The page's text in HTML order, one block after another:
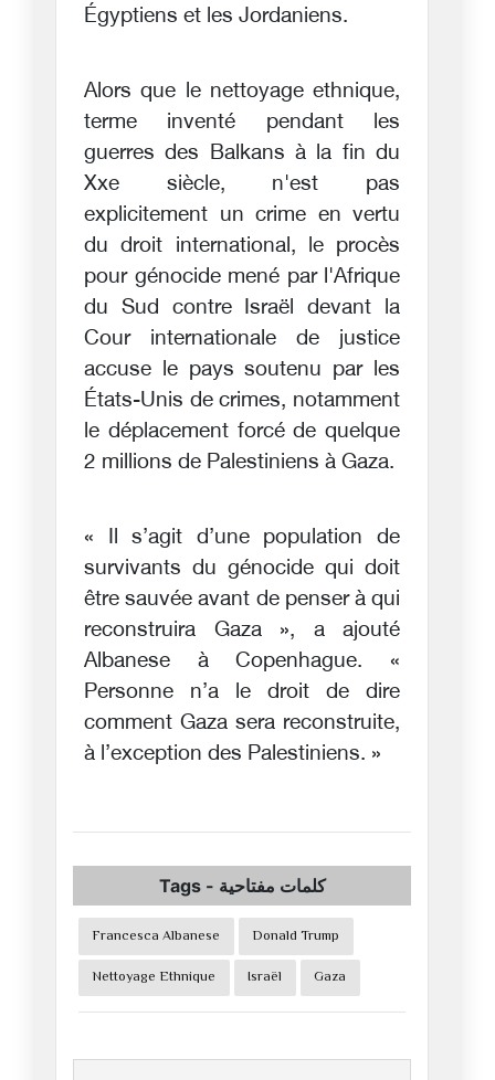
Égyptiens et les Jordaniens.
Alors que le nettoyage ethnique,
terme inventé pendant les
guerres des Balkans à la fin du
Xxe siècle, n'est pas
explicitement un crime en vertu
du droit international, le procès
pour génocide mené par l'Afrique
du Sud contre Israël devant la
Cour internationale de justice
accuse le pays soutenu par les
États-Unis de crimes, notamment
le déplacement forcé de quelque
2 millions de Palestiniens à Gaza.
« Il s’agit d’une population de
survivants du génocide qui doit
être sauvée avant de penser à qui
reconstruira Gaza », a ajouté
Albanese à Copenhague. «
Personne n’a le droit de dire
comment Gaza sera reconstruite,
à l’exception des Palestiniens. »
Tags- كلمات مفتاحية
Francesca Albanese
Donald Trump
Nettoyage Ethnique
Israël Gaza